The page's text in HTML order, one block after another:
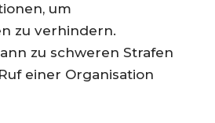
um
zu verhindern.
zu schweren Strafen
einer Organisation